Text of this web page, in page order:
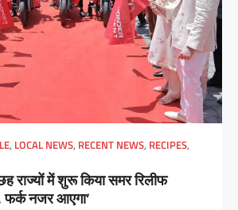
, LOCAL NEWS, RECENT NEWS, RECIPES,
राज्यों में शुरू किया समर रिलीफ
फर्क नजर आएगा’